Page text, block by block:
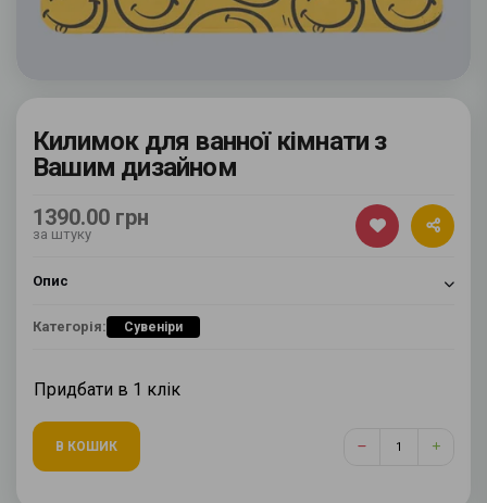
Килимок для ванної кімнати з
Вашим дизайном
1390.00 грн
за штуку
Опис
Категорія: Сувеніри
Придбати в 1 клік
В КОШИК